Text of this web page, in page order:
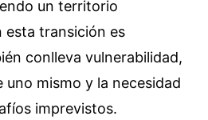
un territorio
esta transición es
conlleva vulnerabilidad,
mismo y la necesidad
imprevistos.